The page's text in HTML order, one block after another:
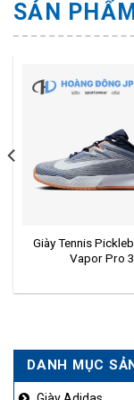
DANH MỤC
SẢN
Giày Tennis
Vapor Pro 3